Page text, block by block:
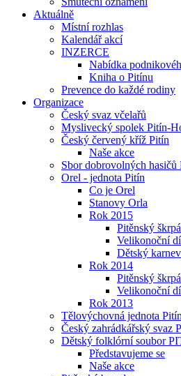
Aktuálně
Místní rozhlas
Kalendář akcí
INZERCE
Nabídka
Kniha o Pitínu
Prevence do každé rodiny
Organizace
Český svaz včelařů
Myslivecký spolek Pitín-
Český červený kříž Pitín
Naše akce
Sbor dobrovolných hasičů
Orel - jednota Pitín
Co je Orel
Stanovy Orla
Rok 2015
Pitěnský
Velikonoční
Dětský
Rok 2014
Pitěnský
Velikonoční
Rok 2013
Tělovýchovná jednota Pitín
Český zahrádkářský svaz
Dětský folklórní soubor
Představujeme se
Naše akce